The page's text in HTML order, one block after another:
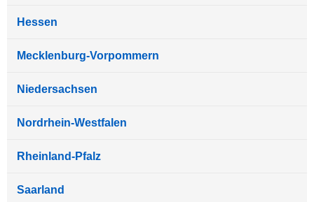
Hessen
Mecklenburg-Vorpommern
Niedersachsen
Nordrhein-Westfalen
Rheinland-Pfalz
Saarland